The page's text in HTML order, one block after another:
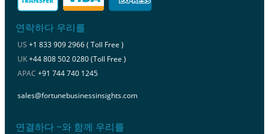
연락하다 우리를
US +1 833 909 2966 ( Toll Free )
UK+44 808 502 0280 (Toll Free )
APAC +91 744 740 1245
sales@fortunebusinessinsights.com
연결하다 ~와 함께 우리를